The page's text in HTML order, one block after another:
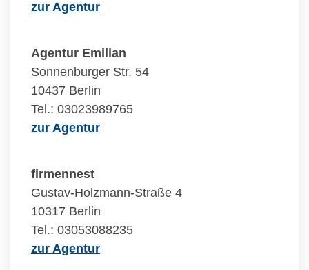
zur Agentur
Agentur Emilian
Sonnenburger Str. 54
10437 Berlin
Tel.: 03023989765
zur Agentur
firmennest
Gustav-Holzmann-Straße 4
10317 Berlin
Tel.: 03053088235
zur Agentur